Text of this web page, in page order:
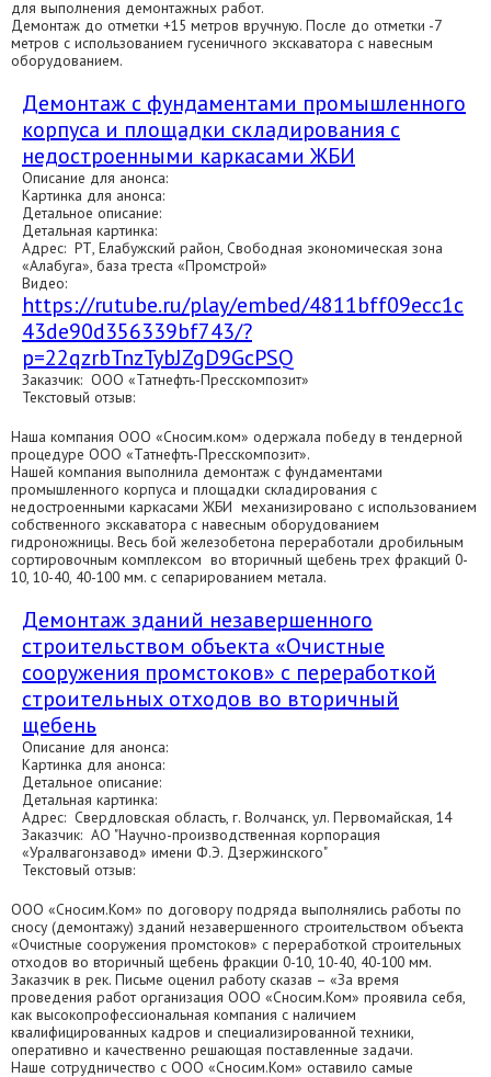
для выполнения демонтажных работ.
Демонтаж до отметки +15 метров вручную. После до отметки -7
метров с использованием гусеничного экскаватора с навесным
оборудованием.
Демонтаж с фундаментами промышленного
корпуса и площадки складирования с
недостроенными каркасами ЖБИ
Описание для анонса:
Картинка для анонса:
Детальное описание:
Детальная картинка:
Адрес: РТ, Елабужский район, Свободная экономическая зона
«Алабуга», база треста «Промстрой»
Видео:
https://rutube.ru/play/embed/4811bff09ecc1c
43de90d356339bf743/?
p=22qzrbTnzTybJZgD9GcPSQ
Заказчик: ООО «Татнефть-Пресскомпозит»
Текстовый отзыв:
Наша компания ООО «Сносим.ком» одержала победу в тендерной
процедуре ООО «Татнефть-Пресскомпозит».
Нашей компания выполнила демонтаж с фундаментами
промышленного корпуса и площадки складирования с
недостроенными каркасами ЖБИ механизировано с использованием
собственного экскаватора с навесным оборудованием
гидроножницы. Весь бой железобетона переработали дробильным
сортировочным комплексом во вторичный щебень трех фракций 0-
10, 10-40, 40-100 мм. с сепарированием метала.
Демонтаж зданий незавершенного
строительством объекта «Очистные
сооружения промстоков» с переработкой
строительных отходов во вторичный
щебень
Описание для анонса:
Картинка для анонса:
Детальное описание:
Детальная картинка:
Адрес: Свердловская область, г. Волчанск, ул. Первомайская, 14
Заказчик: АО "Научно-производственная корпорация
«Уралвагонзавод» имени Ф.Э. Дзержинского"
Текстовый отзыв:
ООО «Сносим.Ком» по договору подряда выполнялись работы по
сносу (демонтажу) зданий незавершенного строительством объекта
«Очистные сооружения промстоков» с переработкой строительных
отходов во вторичный щебень фракции 0-10, 10-40, 40-100 мм.
Заказчик в рек. Письме оценил работу сказав – «За время
проведения работ организация ООО «Сносим.Ком» проявила себя,
как высокопрофессиональная компания с наличием
квалифицированных кадров и специализированной техники,
оперативно и качественно решающая поставленные задачи.
Наше сотрудничество с ООО «Сносим.Ком» оставило самые